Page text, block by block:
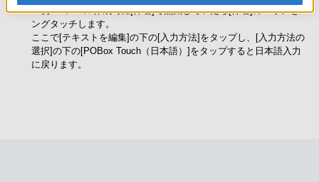
例：Eメール作成時に[件名]で点滅していたら[件名]のエリアをロ
ングタッチします。
ここで[テキストを編集]の下の[入力方法]をタップし、[入力方法の
選択]の下の[POBox Touch（日本語）]をタップすると日本語入力
に戻ります。